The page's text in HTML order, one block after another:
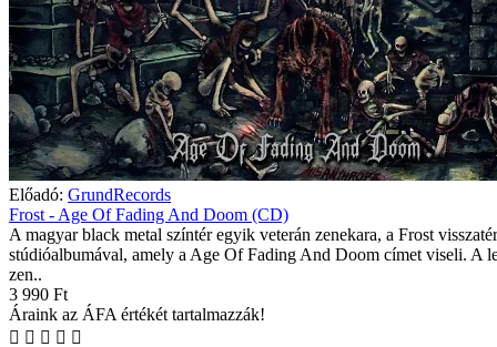
Előadó: GrundRecords
Frost - Age Of Fading And Doom (CD)
A magyar black metal színtér egyik veterán zenekara, a Frost
stúdióalbumával, amely a Age Of Fading And Doom címet viseli. A
zen..
3 990 Ft
Áraink az ÁFA értékét tartalmazzák!